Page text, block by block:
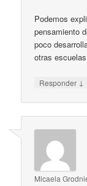
Podemos
pensamiento
poco
otras
Responder ↓
Micaela